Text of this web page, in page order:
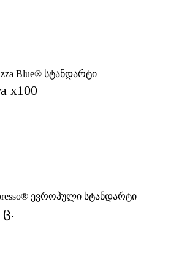
Blue® სტანდარტი
x100
ევროპული სტანდარტი